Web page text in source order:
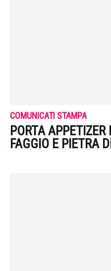
COMUNICATI STAMPA
PORTA APPETIZER
FAGGIO E PIETRA